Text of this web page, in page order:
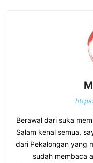
Berawal dari suka
Salam kenal semua,
dari Pekalongan yang
sudah membaca